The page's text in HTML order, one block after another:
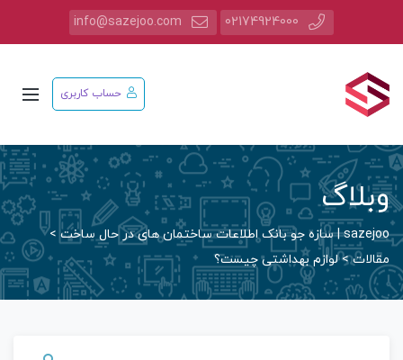
02174924000
info@sazejoo.com
حساب کاربری
وبلاگ
sazejoo | سازه جو بانک اطلاعات ساختمان های در حال ساخت
>
مقالات>لوازم بهداشتی چیست؟